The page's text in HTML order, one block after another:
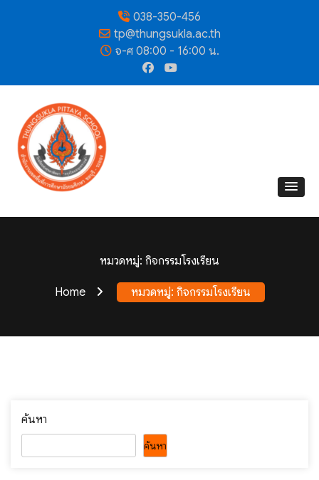
038-350-456
tp@thungsukla.ac.th
จ-ศ 08:00 - 16:00 น.
หมวดหมู่: กิจกรรมโรงเรียน
Home หมวดหมู่: กิจกรรมโรงเรียน
ค้นหา
ค้นหา